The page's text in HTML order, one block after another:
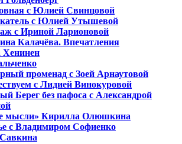
с Юлией Свинцовой
с Юлией Утышевой
с Ириной Ларионовой
Калачёва. Впечатления
Хенинен
променад с Зоей Арнаутовой
с Лидией Винокуровой
Берег без пафоса с Александрой
мысли» Кирилла Олюшкина
с Владимиром Софиенко